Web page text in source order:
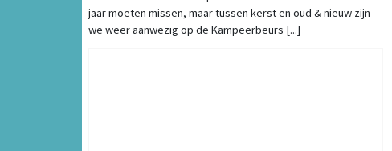
jaar moeten missen, maar tussen kerst en oud & nieuw zijn
we weer aanwezig op de Kampeerbeurs [...]